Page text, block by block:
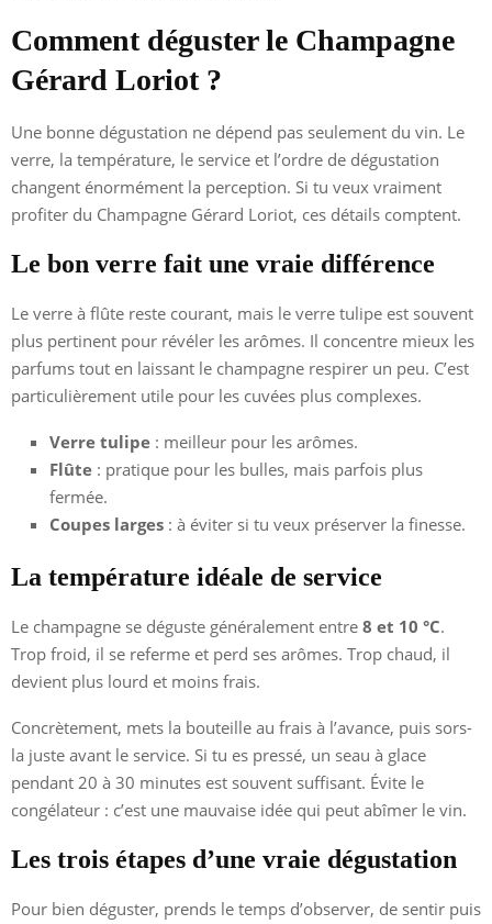
Comment déguster le Champagne
Gérard Loriot ?
Une bonne dégustation ne dépend pas seulement du vin. Le
verre, la température, le service et l’ordre de dégustation
changent énormément la perception. Si tu veux vraiment
profiter du Champagne Gérard Loriot, ces détails comptent.
Le bon verre fait une vraie différence
Le verre à flûte reste courant, mais le verre tulipe est souvent
plus pertinent pour révéler les arômes. Il concentre mieux les
parfums tout en laissant le champagne respirer un peu. C’est
particulièrement utile pour les cuvées plus complexes.
Verre tulipe : meilleur pour les arômes.
Flûte : pratique pour les bulles, mais parfois plus
fermée.
Coupes larges : à éviter si tu veux préserver la finesse.
La température idéale de service
Le champagne se déguste généralement entre 8 et 10 °C.
Trop froid, il se referme et perd ses arômes. Trop chaud, il
devient plus lourd et moins frais.
Concrètement, mets la bouteille au frais à l’avance, puis sors-
la juste avant le service. Si tu es pressé, un seau à glace
pendant 20 à 30 minutes est souvent suffisant. Évite le
congélateur : c’est une mauvaise idée qui peut abîmer le vin.
Les trois étapes d’une vraie dégustation
Pour bien déguster, prends le temps d’observer, de sentir puis